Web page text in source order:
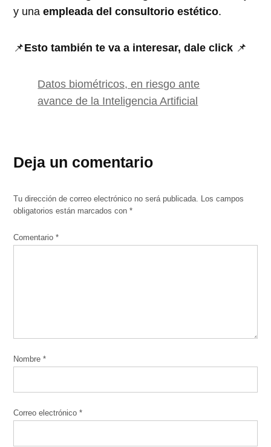
y unaempleada del consultorio estético.
📌Esto también te va a interesar, dale click 📌
Datos biométricos, en riesgo ante
avance de la Inteligencia Artificial
Deja un comentario
Tu dirección de correo electrónico no será publicada. Los campos
obligatorios están marcados con*
Comentario*
Nombre*
Correo electrónico*